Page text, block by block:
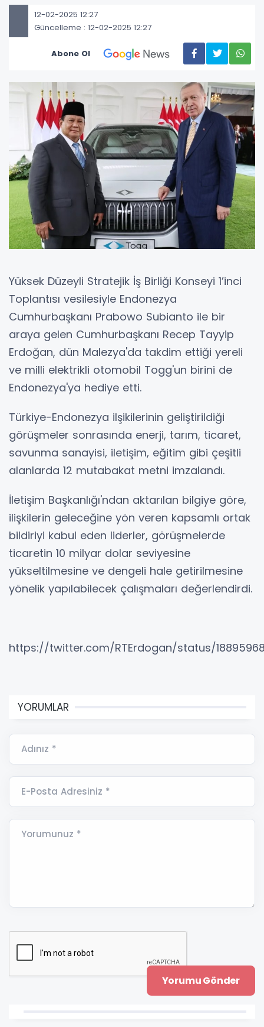
12-02-2025 12:27
Güncelleme : 12-02-2025 12:27
Abone Ol
Yüksek Düzeyli Stratejik İş Birliği Konseyi 1’inci
Toplantısı vesilesiyle Endonezya
Cumhurbaşkanı Prabowo Subianto ile bir
araya gelen Cumhurbaşkanı Recep Tayyip
Erdoğan, dün Malezya'da takdim ettiği yereli
ve milli elektrikli otomobil Togg'un birini de
Endonezya'ya hediye etti.
Türkiye-Endonezya ilşikilerinin geliştirildiği
görüşmeler sonrasında enerji, tarım, ticaret,
savunma sanayisi, iletişim, eğitim gibi çeşitli
alanlarda 12 mutabakat metni imzalandı.
İletişim Başkanlığı'ndan aktarılan bilgiye göre,
ilişkilerin geleceğine yön veren kapsamlı ortak
bildiriyi kabul eden liderler, görüşmelerde
ticaretin 10 milyar dolar seviyesine
yükseltilmesine ve dengeli hale getirilmesine
yönelik yapılabilecek çalışmaları değerlendirdi.
https://twitter.com/RTErdogan/status/
YORUMLAR
Adınız *
E-Posta Adresiniz *
Yorumunuz *